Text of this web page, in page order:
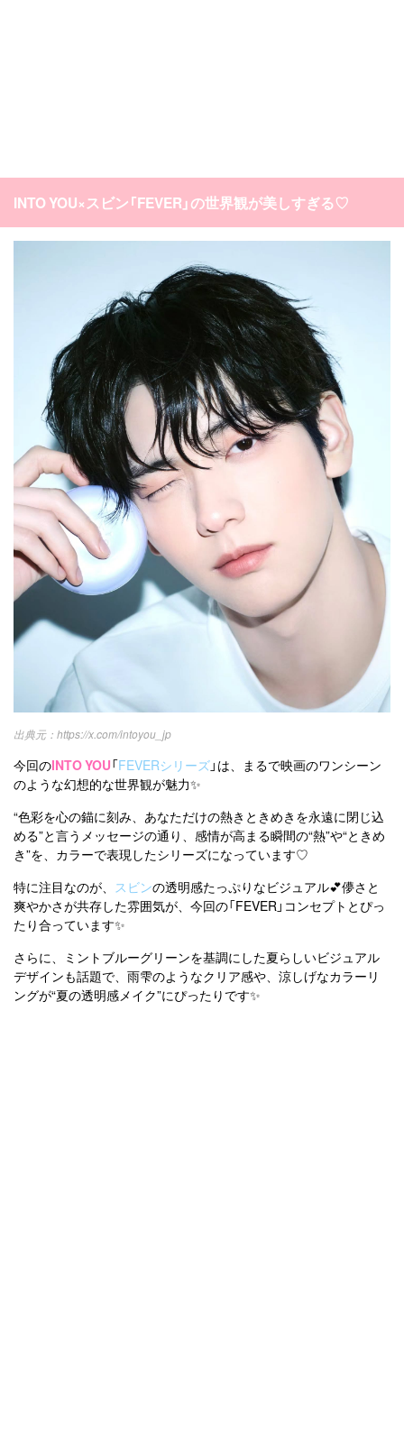
INTO YOU×スビン「FEVER」の世界観が美しすぎる♡
https://x.com/intoyou_jp
今回のINTO YOU「FEVERシリーズ」は、まるで映画のワンシーン
のような幻想的な世界観が魅力✨
“色彩を心の錨に刻み、あなただけの熱きときめきを永遠に閉じ込
める”と言うメッセージの通り、感情が高まる瞬間の“熱”や“ときめ
き”を、カラーで表現したシリーズになっています♡
特に注目なのが、 スビンの透明感たっぷりなビジュアル💕儚さと
爽やかさが共存した雰囲気が、今回の「FEVER」コンセプトとぴっ
たり合っています✨
さらに、ミントブルーグリーンを基調にした夏らしいビジュアル
デザインも話題で、雨雫のようなクリア感や、涼しげなカラーリ
ングが“夏の透明感メイク”にぴったりです✨